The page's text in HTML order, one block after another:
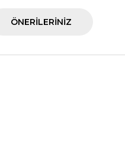
ÖNERILERINIZ